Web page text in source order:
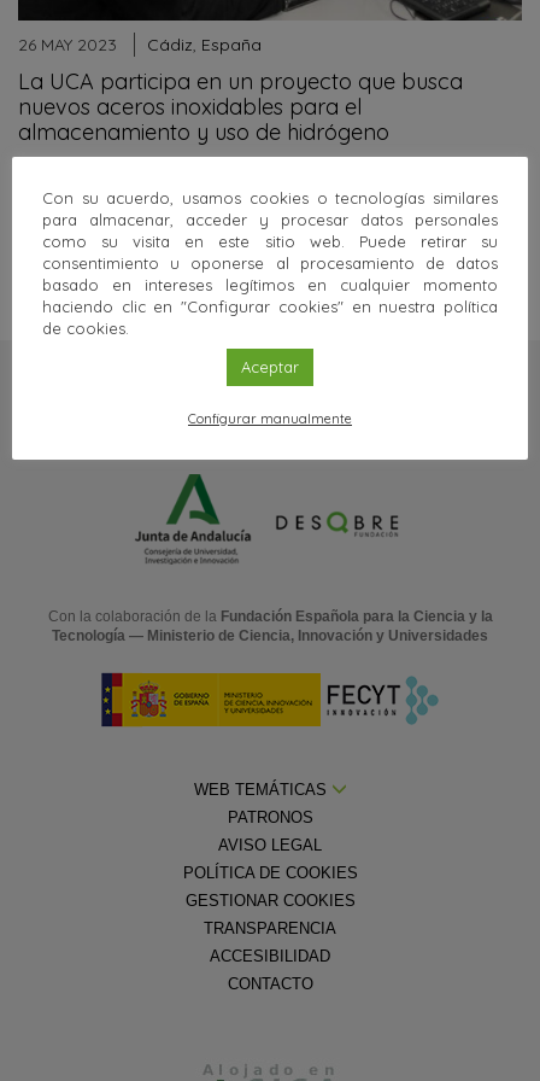
26 MAY 2023 Cádiz, España
La UCA participa en un proyecto que busca
nuevos aceros inoxidables para el
almacenamiento y uso de hidrógeno
Cajal, Luc Lajaunie, perteneciente al área de Química
Inorgánica,…
Sigue leyendo
Con la colaboración de la Fundación Española para la Ciencia y la
Tecnología — Ministerio de Ciencia, Innovación y Universidades
WEB TEMÁTICAS
PATRONOS
AVISO LEGAL
POLÍTICA DE COOKIES
GESTIONAR COOKIES
TRANSPARENCIA
ACCESIBILIDAD
CONTACTO
Con su acuerdo, usamos cookies o tecnologías similares
para almacenar, acceder y procesar datos personales
como su visita en este sitio web. Puede retirar su
consentimiento u oponerse al procesamiento de datos
basado en intereses legítimos en cualquier momento
haciendo clic en "Configurar cookies" en nuestra política
de cookies.
Aceptar
Configurar manualmente